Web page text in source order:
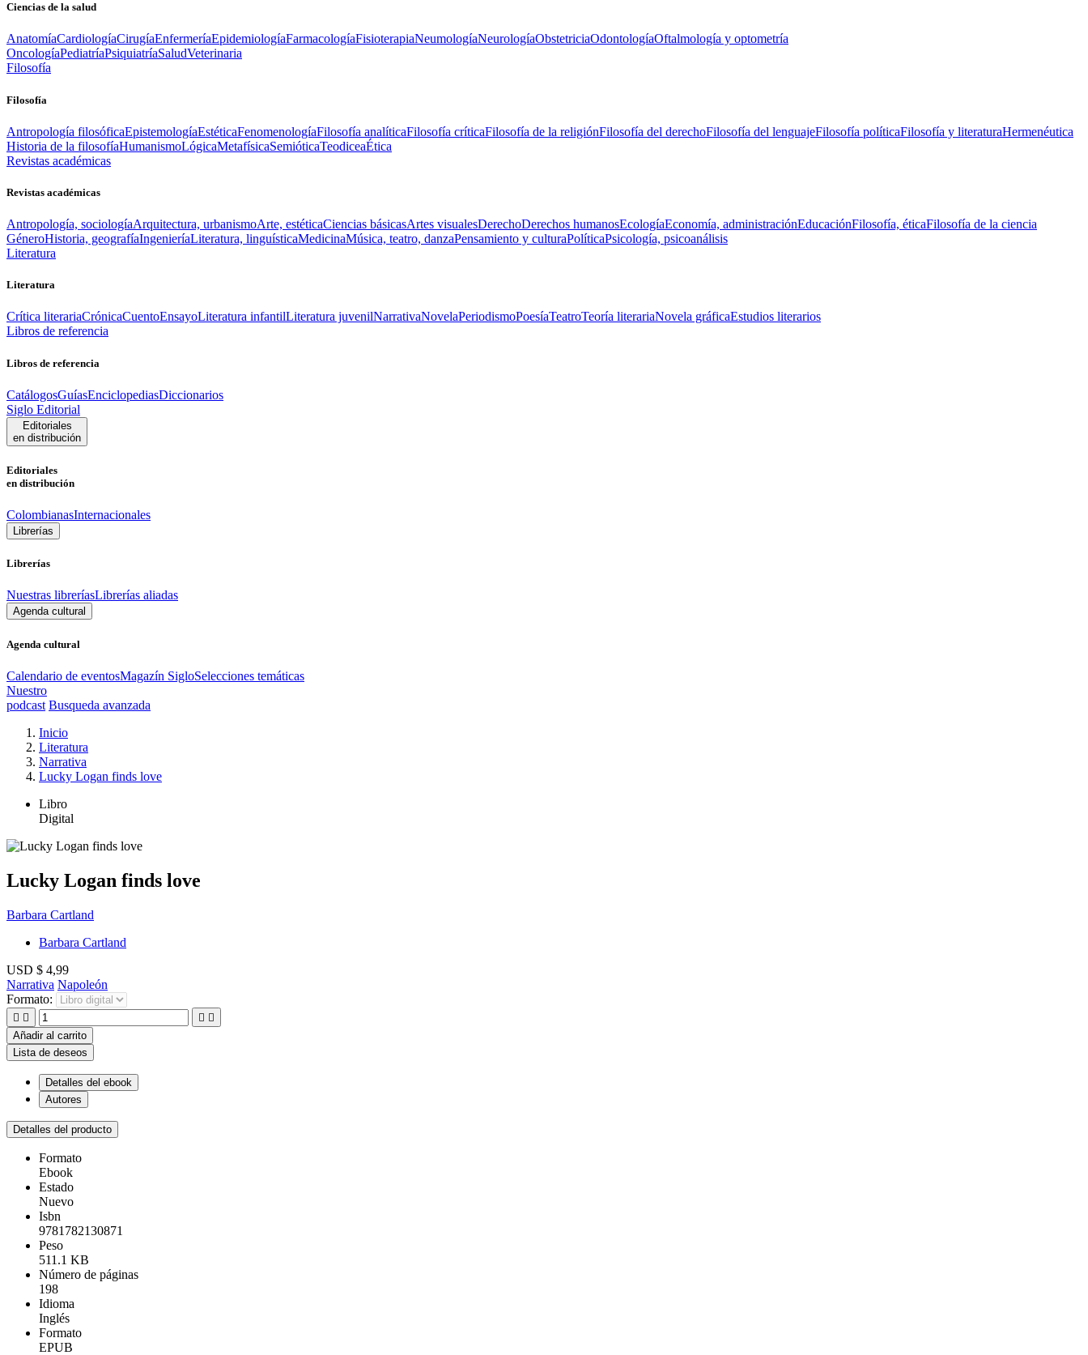
Ciencias de la salud
AnatomíaCardiologíaCirugíaEnfermeríaEpidemiologíaFarmacologíaFisioterapiaNeumologíaNeurologíaObstetriciaOdontologíaOftalmología y optometría
OncologíaPediatríaPsiquiatríaSaludVeterinaria
Filosofía
Filosofía
Antropología filosóficaEpistemologíaEstéticaFenomenologíaFilosofía analíticaFilosofía críticaFilosofía de la religiónFilosofía del derechoFilosofía del lenguajeFilosofía políticaFilosofía y literaturaHermenéutica
Historia de la filosofíaHumanismoLógicaMetafísicaSemióticaTeodiceaÉtica
Revistas académicas
Revistas académicas
Antropología, sociologíaArquitectura, urbanismoArte, estéticaCiencias básicasArtes visualesDerechoDerechos humanosEcologíaEconomía, administraciónEducaciónFilosofía, éticaFilosofía de la ciencia
GéneroHistoria, geografíaIngenieríaLiteratura, linguísticaMedicinaMúsica, teatro, danzaPensamiento y culturaPolíticaPsicología, psicoanálisis
Literatura
Literatura
Crítica literariaCrónicaCuentoEnsayoLiteratura infantilLiteratura juvenilNarrativaNovelaPeriodismoPoesíaTeatroTeoría literariaNovela gráficaEstudios literarios
Libros de referencia
Libros de referencia
CatálogosGuíasEnciclopediasDiccionarios
Siglo Editorial
Editoriales
en distribución
Editoriales
en distribución
ColombianasInternacionales
Librerías
Librerías
Nuestras libreríasLibrerías aliadas
Agenda cultural
Agenda cultural
Calendario de eventosMagazín SigloSelecciones temáticas
Nuestro
podcast Busqueda avanzada
Inicio
Literatura
Narrativa
Lucky Logan finds love
Libro
Digital
Lucky Logan finds love
Barbara Cartland
Barbara Cartland
USD $ 4,99
Narrativa Napoleón
Formato:
   
Añadir al carrito
Lista de deseos
Detalles del ebook
Autores
Detalles del producto
Formato
Ebook
Estado
Nuevo
Isbn
9781782130871
Peso
511.1 KB
Número de páginas
198
Idioma
Inglés
Formato
EPUB